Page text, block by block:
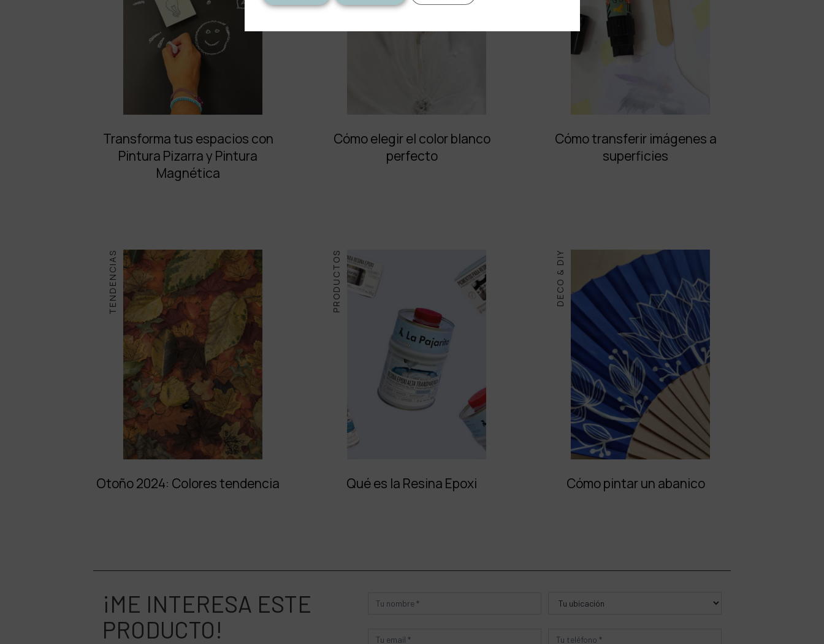
Transforma tus espacios con
Pintura Pizarra y Pintura
Magnética
Cómo elegir el color blanco
perfecto
Cómo transferir imágenes a
superficies
TENDENCIAS
Otoño 2024: Colores tendencia
PRODUCTOS
Qué es la Resina Epoxi
DECO & DIY
Cómo pintar un abanico
¡ME INTERESA ESTE
PRODUCTO!
Producto